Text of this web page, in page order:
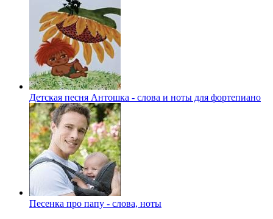
Детская песня Антошка - слова и ноты для фортепиано
Песенка про папу - слова, ноты